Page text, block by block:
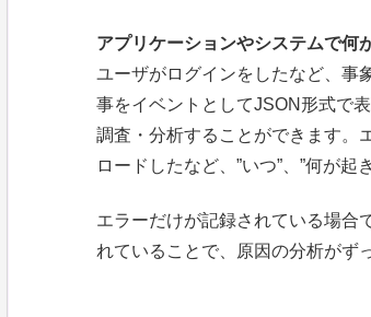
アプリケーションやシステムで何
ユーザがログインをしたなど、事
事をイベントとしてJSON形式で
調査・分析することができます。
ロードしたなど、”いつ”、”何が起
エラーだけが記録されている場合
れていることで、原因の分析がず